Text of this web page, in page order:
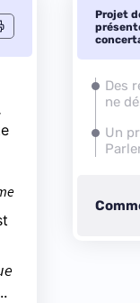
Projet
Des
ne
Un